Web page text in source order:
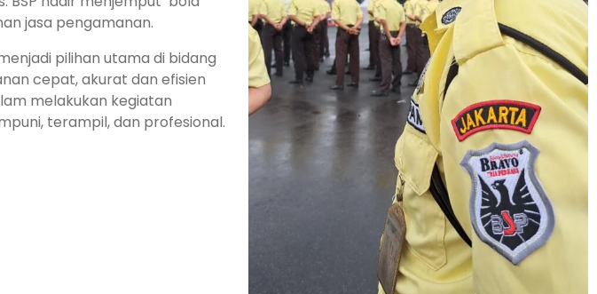
jasa pengamanan.
pilihan utama di bidang
cepat, akurat dan efisien
melakukan kegiatan
terampil, dan profesional.